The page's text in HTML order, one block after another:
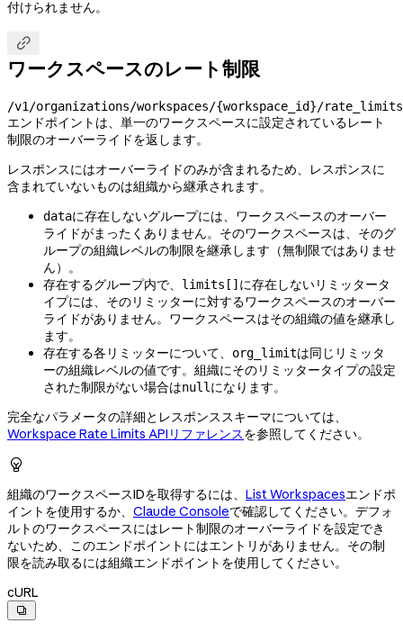
付けられません。

ワークスペースのレート制限
/v1/organizations/workspaces/{workspace_id}/rate_limits
エンドポイントは、単一のワークスペースに設定されているレート
制限のオーバーライドを返します。
レスポンスにはオーバーライドのみが含まれるため、レスポンスに
含まれていないものは組織から継承されます。
dataに存在しないグループには、ワークスペースのオーバー
ライドがまったくありません。そのワークスペースは、そのグ
ループの組織レベルの制限を継承します（無制限ではありませ
ん）。
存在するグループ内で、
limits[] に存在しないリミッタータ
イプには、そのリミッターに対するワークスペースのオーバー
ライドがありません。ワークスペースはその組織の値を継承し
ます。
存在する各リミッターについて、
org_limitは同じリミッタ
ーの組織レベルの値です。組織にそのリミッタータイプの設定
された制限がない場合はnull になります。
完全なパラメータの詳細とレスポンススキーマについては、
Workspace Rate Limits APIリファレンスを参照してください。

組織のワークスペースIDを取得するには、 List Workspacesエンドポ
イントを使用するか、 Claude Consoleで確認してください。デフォ
ルトのワークスペースにはレート制限のオーバーライドを設定でき
ないため、このエンドポイントにはエントリがありません。その制
限を読み取るには組織エンドポイントを使用してください。
cURL
